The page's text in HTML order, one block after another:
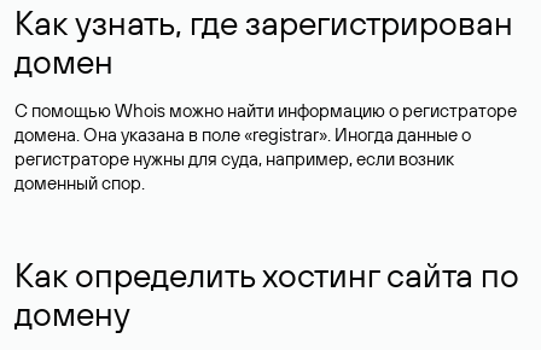
Как узнать, где зарегистрирован
домен
С помощью Whois можно найти информацию о регистраторе
домена. Она указана в поле «registrar». Иногда данные о
регистраторе нужны для суда, например, если возник
доменный спор.
Как определить хостинг сайта по
домену